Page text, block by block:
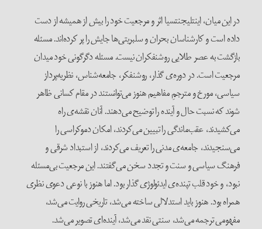
در این میان، اینتلیجنتسیا اثر و مرجعیت خود را بیش از همیشه از دست
داده است و کارشناسان بحران و سلبریتی‌ها جایش را پر کرده‌اند. مسئله
بازگشت به عصر طلایی روشنفکران نیست. مسئله دگرگونی خود میدان
مرجعیت است. در دوره‌ی گذار، روشنفکر، جامعه‌شناس، نظریه‌پرداز
سیاسی، مورخ و مترجمِ مفاهیم هنوز می‌توانستند در مقام کسانی ظاهر
شوند که نسبت حال و آینده را توضیح می‌دهند. آنان نقشه‌ی راه
می‌کشیدند، عقب‌ماندگی را تبیین می‌کردند، امکان دموکراسی را
می‌سنجیدند، جامعه‌ی مدنی را تعریف می‌کردند، از استبداد شرقی و
فرهنگ سیاسی و سنت و تجدد سخن می‌گفتند. این مرجعیت بی‌مسئله
نبود، و خود قلب تپنده‌ی ایدئولوژی گذار بود. اما هنوز با نوعی دعوی نظری
همراه بود. هنوز باید استدلالی ساخته می‌شد، تاریخی روایت می‌شد،
مفهومی ترجمه می‌شد، سنتی نقد می‌شد، آینده‌ای تصویر می‌شد.